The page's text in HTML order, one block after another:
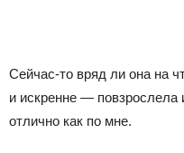
Сейчас-то вряд ли она на
и искренне — повзрослела
отлично как по мне.